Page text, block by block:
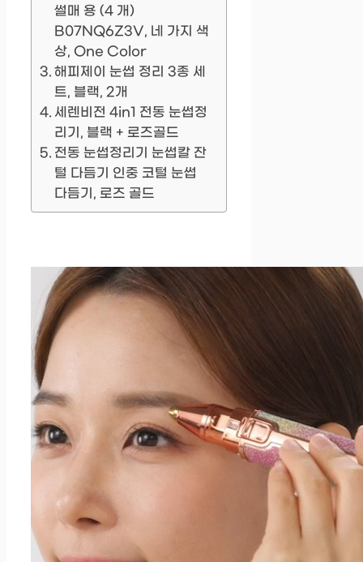
썰매 용 (4 개)
B07NQ6Z3V, 네 가지 색
상, One Color
해피제이 눈썹 정리 3종 세
트, 블랙, 2개
세렌비전 4in1 전동 눈썹정
리기, 블랙 + 로즈골드
전동 눈썹정리기 눈썹칼 잔
털 다듬기 인중 코털 눈썹
다듬기, 로즈 골드